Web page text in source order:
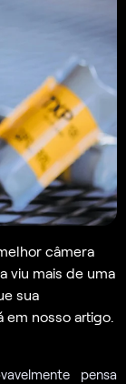
câmera
viu mais de uma
sua
nosso artigo.
pensa